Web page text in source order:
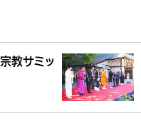
教サミッ